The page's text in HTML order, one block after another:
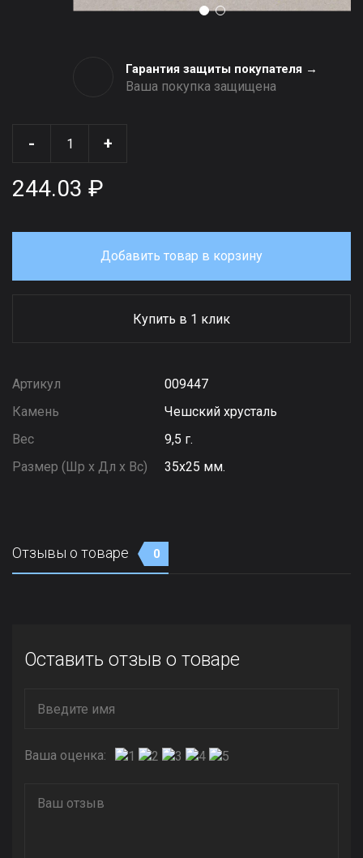
Гарантия защиты покупателя →
Ваша покупка защищена
- +
244.03 ₽
Добавить товар в корзину
Купить в 1 клик
Артикул
009447
Камень
Чешский хрусталь
Вес
9,5 г.
Размер (Шр х Дл х Вс)
35х25 мм.
Отзывы о товаре 0
Оставить отзыв о товаре
Ваша оценка: